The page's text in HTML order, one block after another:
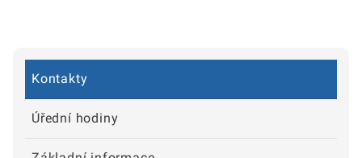
Kontakty
Úřední hodiny